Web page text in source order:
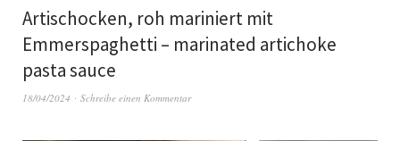
Artischocken, roh mariniert mit
Emmerspaghetti – marinated artichoke
pasta sauce
18/04/2024 Schreibe einen Kommentar